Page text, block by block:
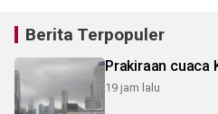
Berita Terpopuler
Prakiraan cuaca
19 jam lalu